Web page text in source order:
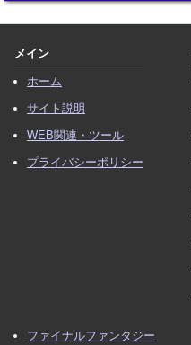
メイン
ホーム
サイト説明
WEB関連・ツール
プライバシーポリシー
ファイナルファンタジー